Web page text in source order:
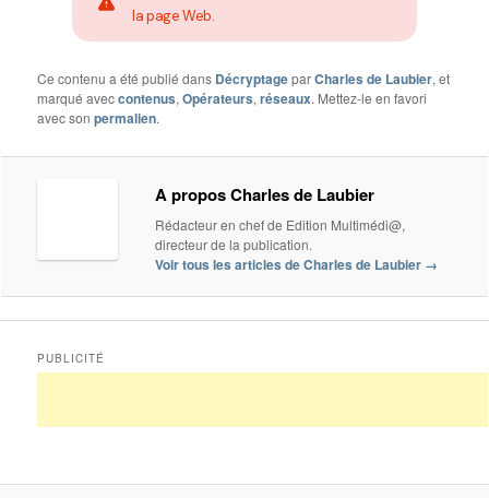
la page Web.
Ce contenu a été publié dans DécryptageparCharles de Laubier, et
marqué aveccontenus,Opérateurs,réseaux. Mettez-le en favori
avec sonpermalien.
A propos Charles de Laubier
Rédacteur en chef de Edition Multimédi@,
directeur de la publication.
Voir tous les articles de Charles de Laubier →
PUBLICITÉ